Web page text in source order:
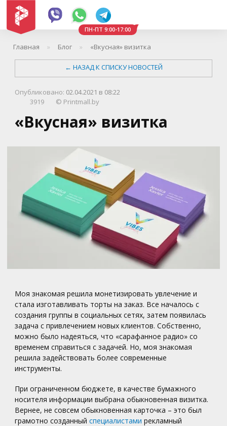
ПН-ПТ 9:00-17:00
Главная Блог «Вкусная» визитка
← НАЗАД К СПИСКУ НОВОСТЕЙ
Опубликовано: 02.04.2021 в 08:22
3919
© Printmall.by
«Вкусная» визитка
Моя знакомая решила монетизировать увлечение и
стала изготавливать торты на заказ. Все началось с
создания группы в социальных сетях, затем появилась
задача с привлечением новых клиентов. Собственно,
можно было надеяться, что «сарафанное радио» со
временем справиться с задачей. Но, моя знакомая
решила задействовать более современные
инструменты.
При ограниченном бюджете, в качестве бумажного
носителя информации выбрана обыкновенная визитка.
Вернее, не совсем обыкновенная карточка – это был
грамотно созданныйспециалистами рекламный